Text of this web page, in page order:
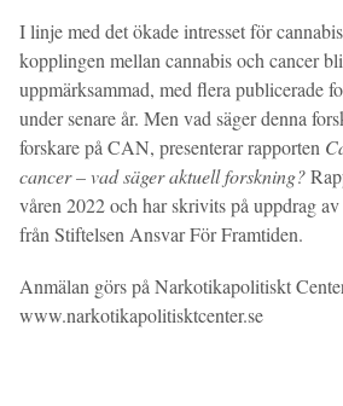
I linje med det ökade intresset för
kopplingen mellan cannabis och cancer
uppmärksammad, med flera publicerade
under senare år. Men vad säger denna
forskare på CAN, presenterar rapporten
cancer – vad säger aktuell forskning?
våren 2022 och har skrivits på uppdrag
från Stiftelsen Ansvar För Framtiden.
Anmälan görs på Narkotikapolitiskt
www.narkotikapolitisktcenter.se